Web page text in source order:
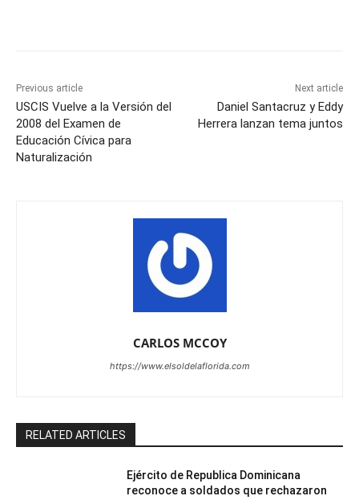
Previous article
USCIS Vuelve a la Versión del
2008 del Examen de
Educación Cívica para
Naturalización
Next article
Daniel Santacruz y Eddy
Herrera lanzan tema juntos
CARLOS MCCOY
https://www.elsoldelaflorida.com
RELATED ARTICLES
Ejército de Republica Dominicana
reconoce a soldados que rechazaron